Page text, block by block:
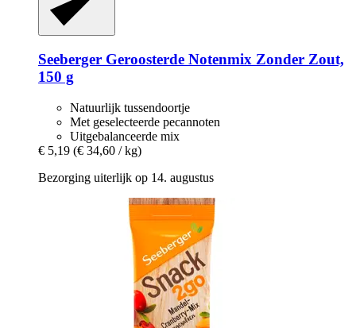
Seeberger Geroosterde Notenmix Zonder Zout,
150 g
Natuurlijk tussendoortje
Met geselecteerde pecannoten
Uitgebalanceerde mix
€ 5,19 (€ 34,60 / kg)
Bezorging uiterlijk op 14. augustus